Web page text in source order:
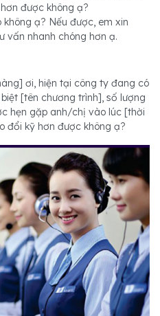
được không ạ?
ạ? Nếu được, em xin
vấn nhanh chóng hơn ạ.
ơi, hiện tại công ty đang có
[tên chương trình], số lượng
hẹn gặp anh/chị vào lúc [thời
đổi kỹ hơn được không ạ?